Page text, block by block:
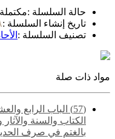
حالة السلسلة :مكتملة
تاريخ إنشاء السلسلة :
تصنيف السلسلة :
مواد ذات صلة
(57) الباب الرابع
الكتاب والسنة
بالغتم في صرف